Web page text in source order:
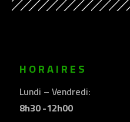
HORAIRES
Lundi – Vendredi:
8h30 -12h00